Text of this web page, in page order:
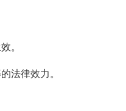
。
法律效力。